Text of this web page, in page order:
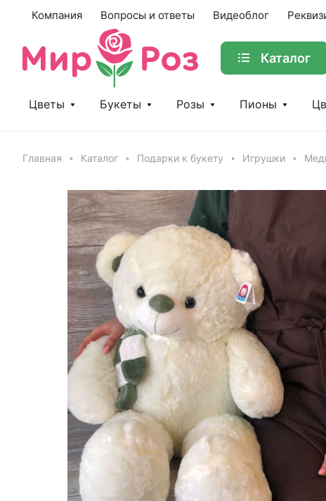
Компания Вопросы и ответы Видеоблог
Каталог
Цветы Букеты Розы Пионы
Главная Каталог Подарки к букету Игрушки